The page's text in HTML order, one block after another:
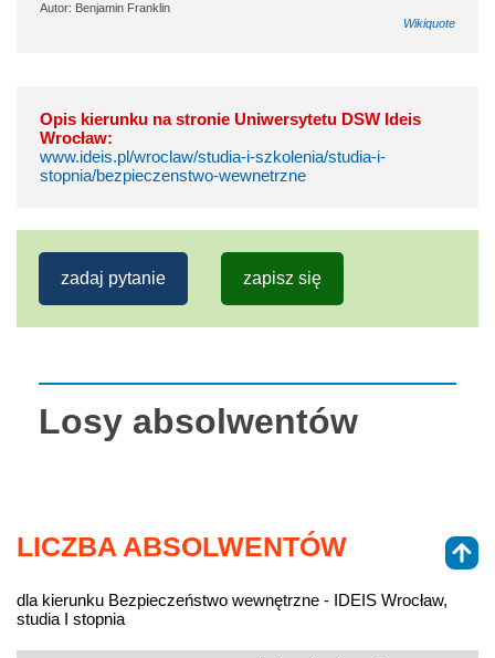
Autor: Benjamin Franklin
Wikiquote
Opis kierunku na stronie Uniwersytetu DSW Ideis
Wrocław:
www.ideis.pl/wroclaw/studia-i-szkolenia/studia-i-
stopnia/bezpieczenstwo-wewnetrzne
zadaj pytanie zapisz się
Losy absolwentów
LICZBA ABSOLWENTÓW
dla kierunku Bezpieczeństwo wewnętrzne - IDEIS Wrocław,
studia I stopnia